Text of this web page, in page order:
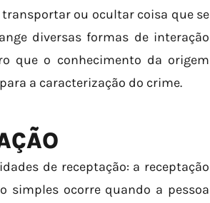
ou ocultar coisa que se
diversas formas de interação
que o conhecimento da origem
a caracterização do crime.
de receptação: a receptação
simples ocorre quando a pessoa